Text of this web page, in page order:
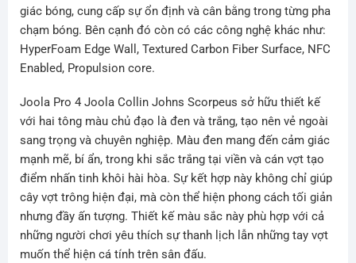
giác bóng, cung cấp sự ổn định và cân bằng trong từng pha
chạm bóng. Bên cạnh đó còn có các công nghệ khác như:
HyperFoam Edge Wall, Textured Carbon Fiber Surface, NFC
Enabled, Propulsion core.
Joola Pro 4 Joola Collin Johns Scorpeus sở hữu thiết kế
với hai tông màu chủ đạo là đen và trắng, tạo nên vẻ ngoài
sang trọng và chuyên nghiệp. Màu đen mang đến cảm giác
mạnh mẽ, bí ẩn, trong khi sắc trắng tại viền và cán vợt tạo
điểm nhấn tinh khôi hài hòa. Sự kết hợp này không chỉ giúp
cây vợt trông hiện đại, mà còn thể hiện phong cách tối giản
nhưng đầy ấn tượng. Thiết kế màu sắc này phù hợp với cả
những người chơi yêu thích sự thanh lịch lẫn những tay vợt
muốn thể hiện cá tính trên sân đấu.